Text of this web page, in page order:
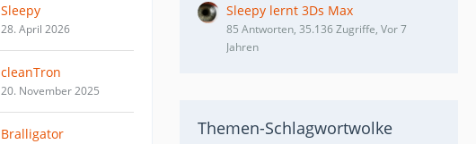
Sleepy
28. April 2026
cleanTron
20. November 2025
Bralligator
Sleepy lernt 3Ds Max
85 Antworten, 35.136 Zugriffe, Vor 7
Jahren
Themen-Schlagwortwolke